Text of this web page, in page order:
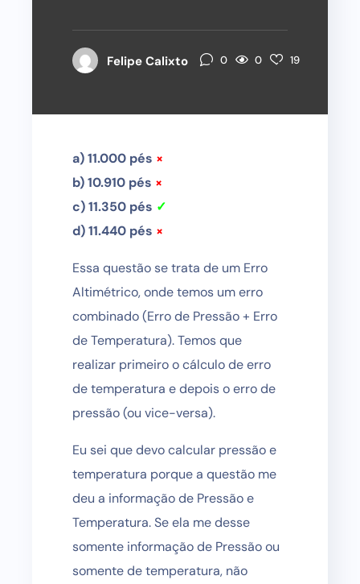
Felipe Calixto 0 0 19
a) 11.000 pés ×
b) 10.910 pés ×
c) 11.350 pés ✓
d) 11.440 pés ×
Essa questão se trata de um Erro
Altimétrico, onde temos um erro
combinado (Erro de Pressão + Erro
de Temperatura). Temos que
realizar primeiro o cálculo de erro
de temperatura e depois o erro de
pressão (ou vice-versa).
Eu sei que devo calcular pressão e
temperatura porque a questão me
deu a informação de Pressão e
Temperatura. Se ela me desse
somente informação de Pressão ou
somente de temperatura, não